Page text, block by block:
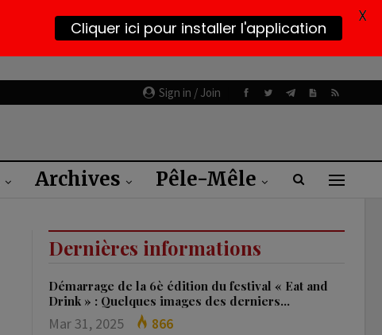
Sign in / Join
Archives Pêle-Mêle
Dernières informations
Démarrage de la 6è édition du festival « Eat and
Drink » : Quelques images des derniers…
Mar 31, 2025 866
Cliquer ici pour installer l'application
X